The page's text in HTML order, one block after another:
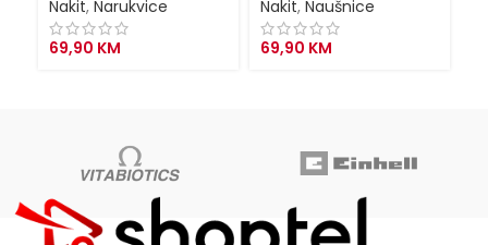
Nakit, Narukvice
69,90 KM
Nakit, Naušnice
69,90 KM